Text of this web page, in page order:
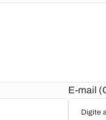
E-mail